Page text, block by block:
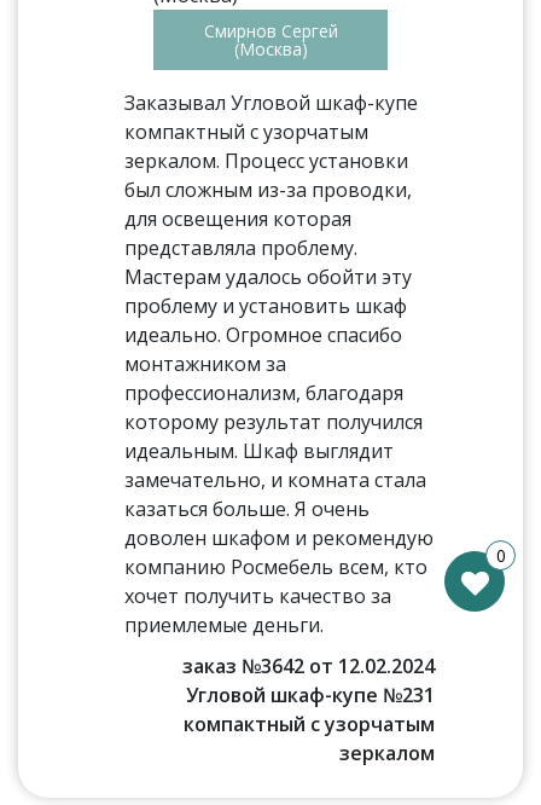
Смирнов Сергей
(Москва)
Заказывал Угловой шкаф-купе
компактный с узорчатым
зеркалом. Процесс установки
был сложным из-за проводки,
для освещения которая
представляла проблему.
Мастерам удалось обойти эту
проблему и установить шкаф
идеально. Огромное спасибо
монтажником за
профессионализм, благодаря
которому результат получился
идеальным. Шкаф выглядит
замечательно, и комната стала
казаться больше. Я очень
доволен шкафом и рекомендую
компанию Росмебель всем, кто
хочет получить качество за
приемлемые деньги.
заказ №3642 от 12.02.2024
Угловой шкаф-купе №231
компактный с узорчатым
зеркалом
0